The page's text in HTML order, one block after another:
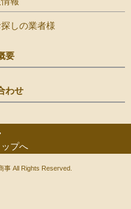
しの業者様
要
わせ
プへ
All Rights Reserved.